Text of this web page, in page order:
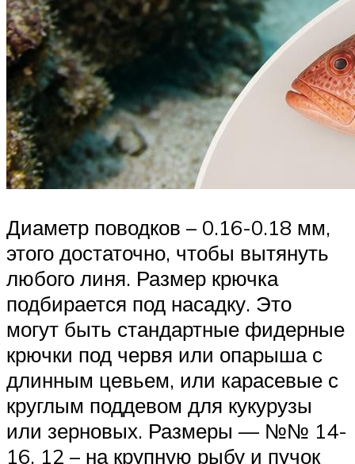
Диаметр поводков – 0.16-0.18 мм,
этого достаточно, чтобы вытянуть
любого линя. Размер крючка
подбирается под насадку. Это
могут быть стандартные фидерные
крючки под червя или опарыша с
длинным цевьем, или карасевые с
круглым поддевом для кукурузы
или зерновых. Размеры — №№ 14-
16, 12 – на крупную рыбу и пучок